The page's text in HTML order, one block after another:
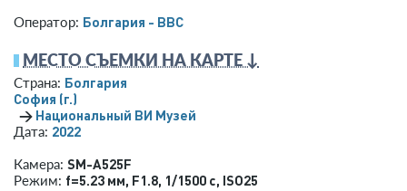
Оператор: Болгария - ВВС
МЕСТО СЪЕМКИ НА КАРТЕ ↓
Страна: Болгария
София (г.)
→ Национальный ВИ Музей
Дата: 2022
Камера: SM-A525F
Режим: f=5.23 мм, F1.8, 1/1500 с, ISO25